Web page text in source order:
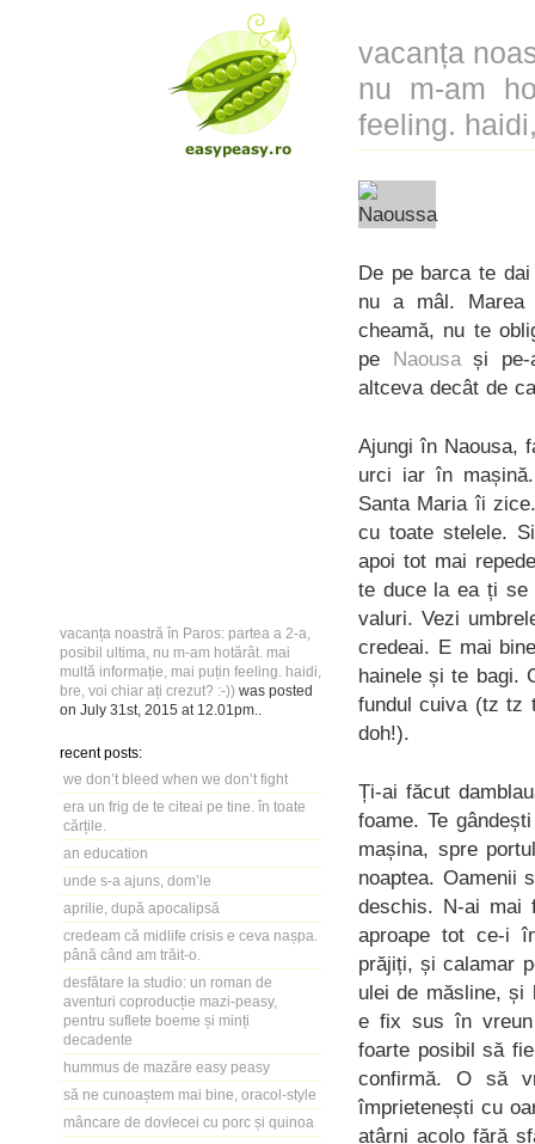
vacanța noastră în Paros: partea a 2-a,
posibil ultima, nu m-am hotărât. mai
multă informație, mai puțin feeling. haidi,
bre, voi chiar ați crezut? :-)) was posted
on July 31st, 2015 at 12.01pm
recent posts:
we don’t bleed when we don’t fight
era un frig de te citeai pe tine. în toate
cărțile.
an education
unde s-a ajuns, dom’le
aprilie, după apocalipsă
credeam că midlife crisis e ceva nașpa.
până când am trăit-o.
desfătare la studio: un roman de
aventuri coproducție mazi-peasy,
pentru suflete boeme și minți
decadente
hummus de mazăre easy peasy
să ne cunoaștem mai bine, oracol-style
mâncare de dovlecei cu porc și quinoa
vacanța
nu m-am
feeling.
De pe barca te
nu a mâl. Marea
cheamă, nu te
pe Naousași pe-
altceva decât de
Ajungi în Naousa,
urci iar în
Santa Maria îi
cu toate stelele.
apoi tot mai
te duce la ea ți se
valuri. Vezi
credeai. E mai
hainele și te bagi.
fundul cuiva (tz tz
doh!).
Ți-ai făcut
foame. Te
mașina, spre
noaptea. Oamenii
deschis. N-ai
aproape tot ce-i
prăjiți, și calamar
ulei de măsline,
e fix sus în vreun
foarte posibil să
confirmă. O să
împrietenești cu
atârni acolo fără